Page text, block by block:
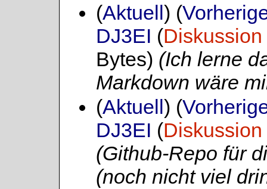
(Aktuell) (
DJ3EI (Diskussion
Bytes) (Ich lerne
Markdown wäre
(Aktuell) (
DJ3EI (Diskussion
(Github-Repo für
(noch nicht viel